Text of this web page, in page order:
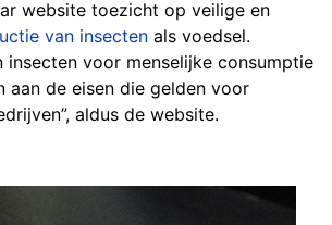
website toezicht op veilige en
van insecten als voedsel.
insecten voor menselijke consumptie
aan de eisen die gelden voor
aldus de website.